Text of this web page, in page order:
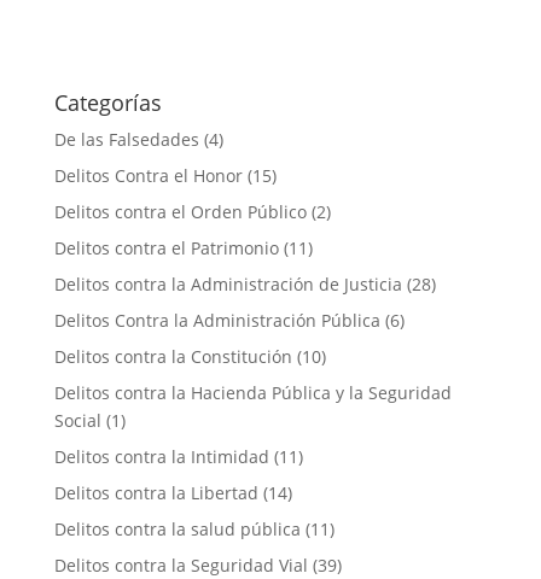
Categorías
De las Falsedades (4)
Delitos Contra el Honor(15)
Delitos contra el Orden Público(2)
Delitos contra el Patrimonio(11)
Delitos contra la Administración de Justicia (28)
Delitos Contra la Administración Pública (6)
Delitos contra la Constitución (10)
Delitos contra la Hacienda Pública y la Seguridad
Social (1)
Delitos contra la Intimidad (11)
Delitos contra la Libertad (14)
Delitos contra la salud pública (11)
Delitos contra la Seguridad Vial (39)